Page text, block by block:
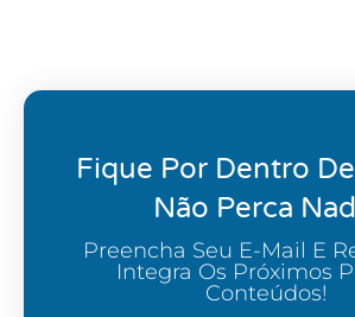
Fique Por Dentro
Não Perca
Preencha Seu E-Mail E
Integra Os Próximos
Conteúdos!